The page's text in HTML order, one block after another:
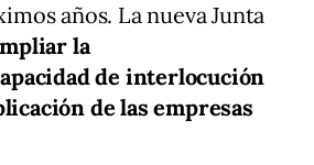
años. La nueva Junta
la
de interlocución
de las empresas